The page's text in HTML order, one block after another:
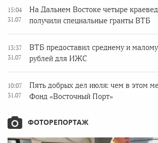
15:04
31.07
На Дальнем Востоке четыре
получили специальные гранты ВТБ
13:37
31.07
ВТБ предоставил среднему и
рублей для ИЖС
10:07
31.07
Пять добрых дел июля: чем в этом
Фонд «Восточный Порт»
ФОТОРЕПОРТАЖ